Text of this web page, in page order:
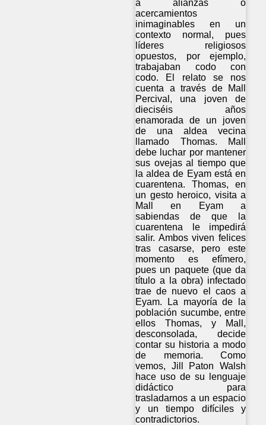
a alianzas o
acercamientos
inimaginables en un
contexto normal, pues
líderes religiosos
opuestos, por ejemplo,
trabajaban codo con
codo. El relato se nos
cuenta a través de Mall
Percival, una joven de
dieciséis años
enamorada de un joven
de una aldea vecina
llamado Thomas. Mall
debe luchar por mantener
sus ovejas al tiempo que
la aldea de Eyam está en
cuarentena. Thomas, en
un gesto heroico, visita a
Mall en Eyam a
sabiendas de que la
cuarentena le impedirá
salir. Ambos viven felices
tras casarse, pero este
momento es efímero,
pues un paquete (que da
título a la obra) infectado
trae de nuevo el caos a
Eyam. La mayoría de la
población sucumbe, entre
ellos Thomas, y Mall,
desconsolada, decide
contar su historia a modo
de memoria. Como
vemos, Jill Paton Walsh
hace uso de su lenguaje
didáctico para
trasladarnos a un espacio
y un tiempo difíciles y
contradictorios.